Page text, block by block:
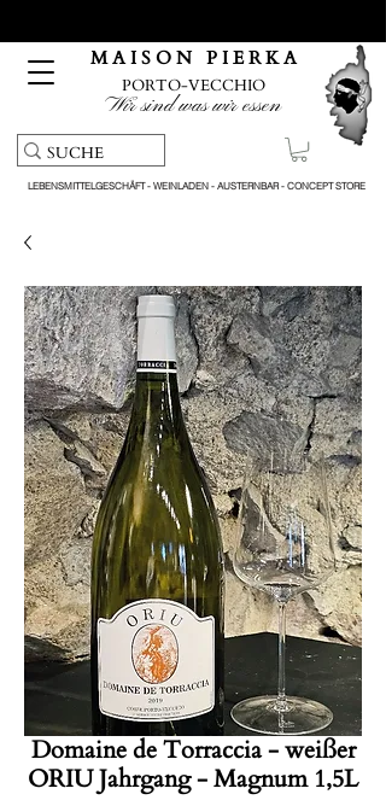
M A I S O N P I E R K A
PORTO-VECCHIO
Wir sind was wir essen
LEBENSMITTELGESCHÄFT - WEINLADEN - AUSTERNBAR - CONCEPT STORE
Domaine de Torraccia - weißer
ORIU Jahrgang - Magnum 1,5L